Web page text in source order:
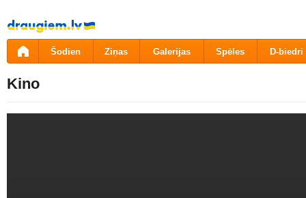
Pāriet
uz
saturu
Šodien Ziņas Galerijas Spēles D-biedri
Kino